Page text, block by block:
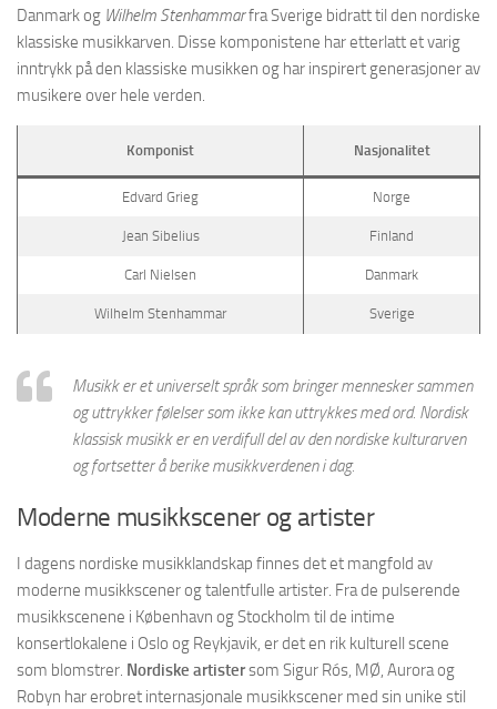
Danmark og Wilhelm Stenhammarfra Sverige bidratt til den nordiske
klassiske musikkarven. Disse komponistene har etterlatt et varig
inntrykk på den klassiske musikken og har inspirert generasjoner av
musikere over hele verden.
Komponist Nasjonalitet
Edvard Grieg Norge
Jean Sibelius Finland
Carl Nielsen Danmark
Wilhelm Stenhammar Sverige
Musikk er et universelt språk som bringer mennesker sammen
og uttrykker følelser som ikke kan uttrykkes med ord. Nordisk
klassisk musikk er en verdifull del av den nordiske kulturarven
og fortsetter å berike musikkverdenen i dag.
Moderne musikkscener og artister
I dagens nordiske musikklandskap finnes det et mangfold av
moderne musikkscener og talentfulle artister. Fra de pulserende
musikkscenene i København og Stockholm til de intime
konsertlokalene i Oslo og Reykjavik, er det en rik kulturell scene
som blomstrer. Nordiske artistersom Sigur Rós, MØ, Aurora og
Robyn har erobret internasjonale musikkscener med sin unike stil